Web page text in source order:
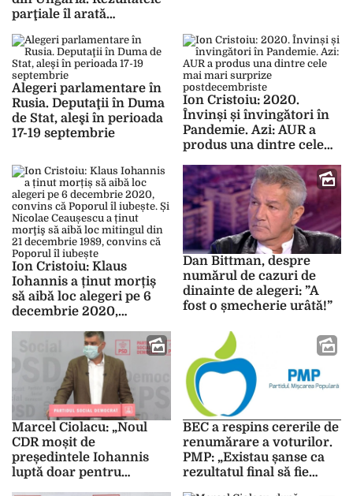
parţiale îl arată
Orban
Alegeri parlamentare în
Rusia. Deputaţii în Duma
de Stat, aleşi în perioada
17-19 septembrie
Ion Cristoiu: 2020.
Învinși și învingători în
Pandemie. Azi: AUR a
produs una dintre cele
postdecembriste
Ion Cristoiu: Klaus
Iohannis a ținut morțiș
să aibă loc alegeri pe 6
decembrie 2020,
iubește. Și Nicolae
Ceaușescu a ținut morţiş
să aibă loc mitingul din
21 decembrie 1989,
convins că Poporul îl
iubește
Dan Bittman, despre
numărul de cazuri de
dinainte de alegeri: ”A
fost o șmecherie urâtă!”
Marcel Ciolacu: „Noul
CDR moșit de
președintele Iohannis
luptă doar pentru
BEC a respins cererile de
renumărare a voturilor.
PMP: „Existau șanse ca
rezultatul final să fie